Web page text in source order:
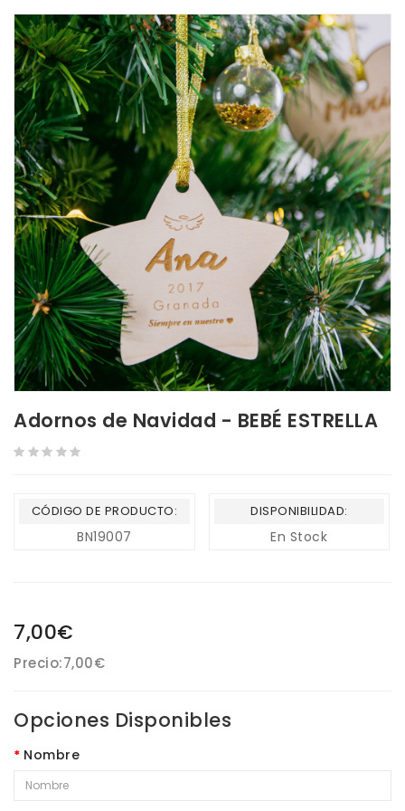
Adornos de Navidad - BEBÉ ESTRELLA
CÓDIGO DE PRODUCTO:
BN19007
DISPONIBILIDAD:
En Stock
7,00€
Precio:7,00€
Opciones Disponibles
Nombre